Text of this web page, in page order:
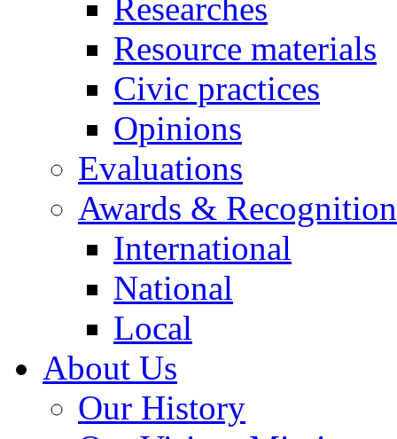
Researches
Resource materials
Civic practices
Opinions
Evaluations
Awards &
International
National
Local
About Us
Our History